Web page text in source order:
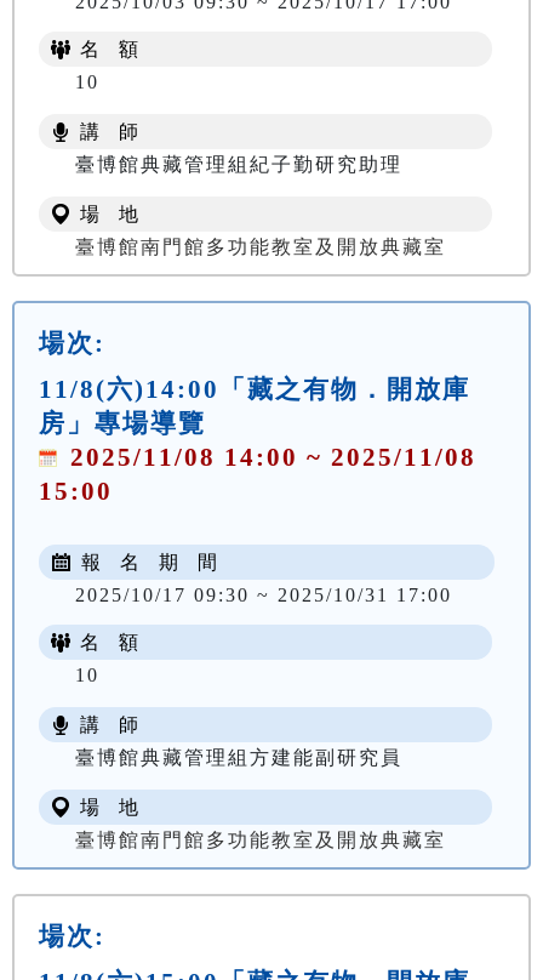
名 額
10
講 師
臺博館典藏管理組紀子勤研究助理
場 地
臺博館南門館多功能教室及開放典藏室
場次:
11/8(六)14:00「藏之有物．開放庫
房」專場導覽
2025/11/08 14:00 ~ 2025/11/08
15:00
報 名 期 間
2025/10/17 09:30 ~ 2025/10/31 17:00
名 額
10
講 師
臺博館典藏管理組方建能副研究員
場 地
臺博館南門館多功能教室及開放典藏室
場次: